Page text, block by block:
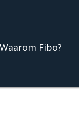
Waarom Fibo?